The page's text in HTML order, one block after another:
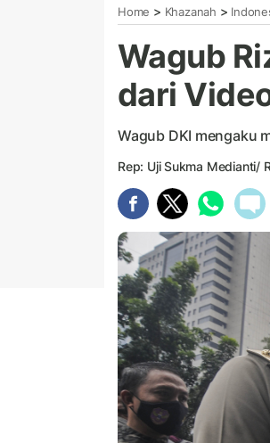
Home > Khazanah >
Wagub
dari
Wagub DKI mengaku
Rep: Uji Sukma Medianti/